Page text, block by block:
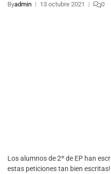
Byadmin 13 octubre 2021 0
Los alumnos de 2º de EP han
estas peticiones tan bien